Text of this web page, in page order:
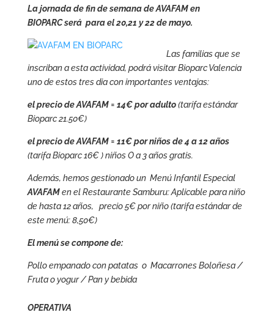
La jornada de fin de semana de AVAFAM en
BIOPARC será para el 20,21 y 22 de mayo.
Las familias que se
inscriban a esta actividad, podrá visitar Bioparc Valencia
uno de estos tres dia con importantes ventajas:
el precio de AVAFAM = 14€ por adulto(tarifa estándar
Bioparc 21.50€)
el precio de AVAFAM = 11€ por niños de 4 a 12 años
(tarifa Bioparc 16€ ) niños O a 3 años gratis.
Además, hemos gestionado un Menú Infantil Especial
AVAFAMen el Restaurante Samburu: Aplicable para niño
de hasta 12 años, precio 5€ por niño (tarifa estándar de
este menú: 8,50€)
El menú se compone de:
Pollo empanado con patatas o Macarrones Boloñesa /
Fruta o yogur / Pan y bebida
OPERATIVA